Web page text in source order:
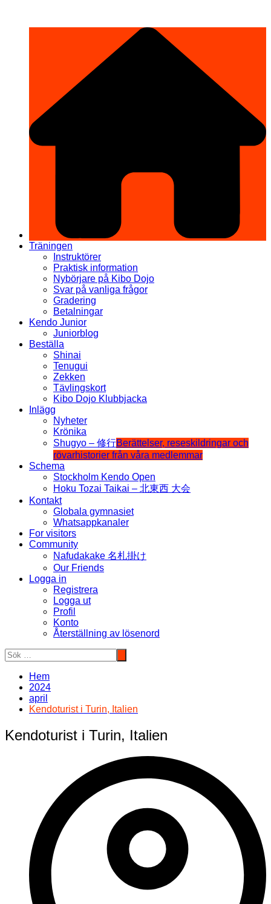
Träningen
Instruktörer
Praktisk information
Nybörjare på Kibo Dojo
Svar på vanliga frågor
Gradering
Betalningar
Kendo Junior
Juniorblog
Beställa
Shinai
Tenugui
Zekken
Tävlingskort
Kibo Dojo Klubbjacka
Inlägg
Nyheter
Krönika
Shugyo – 修行Berättelser, reseskildringar och
rövarhistorier från våra medlemmar
Schema
Stockholm Kendo Open
Hoku Tozai Taikai – 北東西 大会
Kontakt
Globala gymnasiet
Whatsappkanaler
For visitors
Community
Nafudakake 名札掛け
Our Friends
Logga in
Registrera
Logga ut
Profil
Konto
Återställning av lösenord
Hem
2024
april
Kendoturist i Turin, Italien
Kendoturist i Turin, Italien